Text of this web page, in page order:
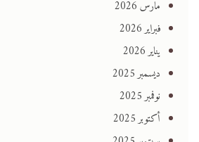
مارس 2026
فبراير 2026
يناير 2026
ديسمبر 2025
نوفمبر 2025
أكتوبر 2025